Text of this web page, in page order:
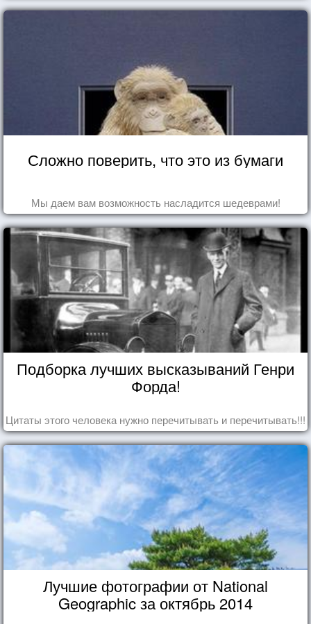
Сложно поверить, что это из бумаги
Мы даем вам возможность насладится шедеврами!
Подборка лучших высказываний Генри
Форда!
Цитаты этого человека нужно перечитывать и перечитывать!!!
Лучшие фотографии от National
Geographic за октябрь 2014